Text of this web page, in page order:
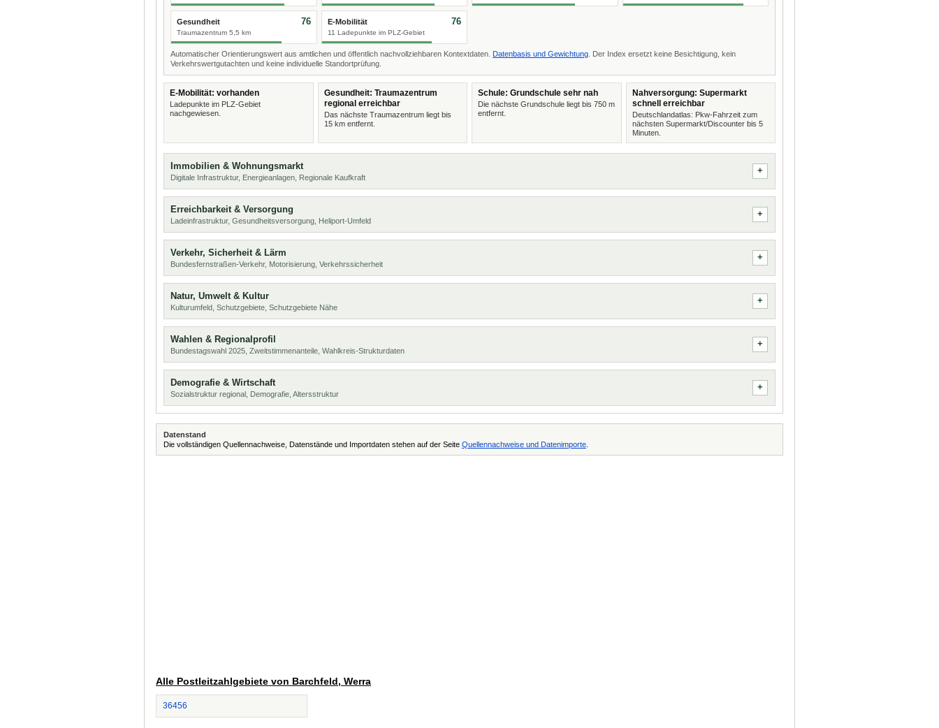
Gesundheit
Traumazentrum 5,5 km
76 E-Mobilität
11 Ladepunkte im PLZ-Gebiet
76
Automatischer Orientierungswert aus amtlichen und öffentlich nachvollziehbaren Kontextdaten. Datenbasis und Gewichtung . Der Index ersetzt keine Besichtigung, kein
Verkehrswertgutachten und keine individuelle Standortprüfung.
E-Mobilität: vorhanden
Ladepunkte im PLZ-Gebiet
nachgewiesen.
Gesundheit: Traumazentrum
regional erreichbar
Das nächste Traumazentrum liegt bis
15 km entfernt.
Schule: Grundschule sehr nah
Die nächste Grundschule liegt bis 750 m
entfernt.
Nahversorgung: Supermarkt
schnell erreichbar
Deutschlandatlas: Pkw-Fahrzeit zum
nächsten Supermarkt/Discounter bis 5
Minuten.
Immobilien & Wohnungsmarkt
Digitale Infrastruktur, Energieanlagen, Regionale Kaufkraft
Erreichbarkeit & Versorgung
Ladeinfrastruktur, Gesundheitsversorgung, Heliport-Umfeld
Verkehr, Sicherheit & Lärm
Bundesfernstraßen-Verkehr, Motorisierung, Verkehrssicherheit
Natur, Umwelt & Kultur
Kulturumfeld, Schutzgebiete, Schutzgebiete Nähe
Wahlen & Regionalprofil
Bundestagswahl 2025, Zweitstimmenanteile, Wahlkreis-Strukturdaten
Demografie & Wirtschaft
Sozialstruktur regional, Demografie, Altersstruktur
Datenstand
Die vollständigen Quellennachweise, Datenstände und Importdaten stehen auf der Seite Quellennachweise und Datenimporte
Alle Postleitzahlgebiete von Barchfeld, Werra
36456